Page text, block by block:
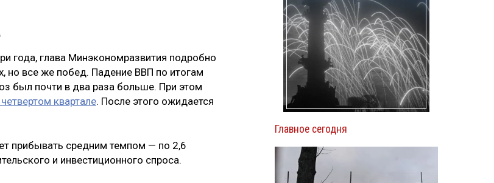
года, глава Минэкономразвития подробно
но все же побед. Падение ВВП по итогам
был почти в два раза больше. При этом
квартале. После этого ожидается
прибывать средним темпом — по 2,6
и инвестиционного спроса.
Главное сегодня